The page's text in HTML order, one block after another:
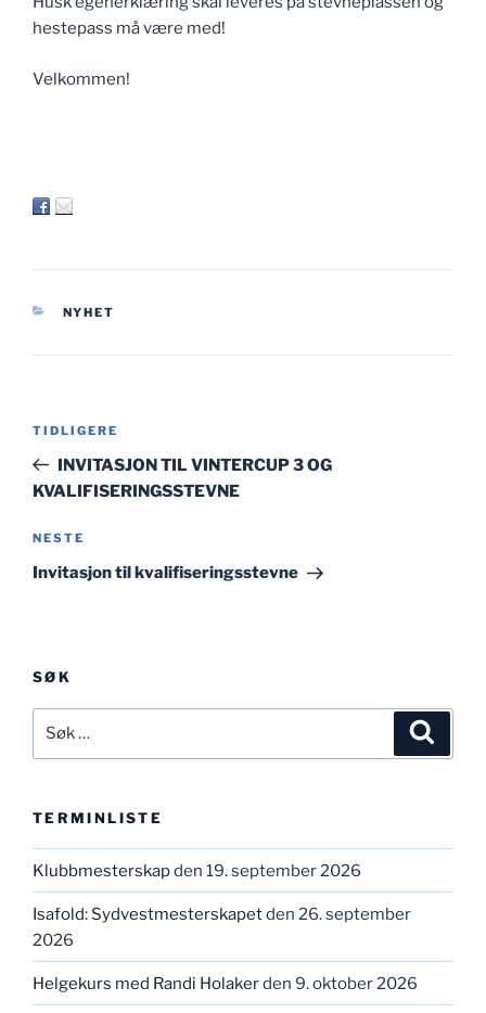
hestepass må være med!
Velkommen!
KATEGORIER
NYHET
Forrige
innlegg
TIDLIGERE
INVITASJON TIL VINTERCUP 3 OG
KVALIFISERINGSSTEVNE
Neste
innlegg
NESTE
Invitasjon til kvalifiseringsstevne
SØK
etter:
TERMINLISTE
Klubbmesterskapden 19. september 2026
Isafold: Sydvestmesterskapetden 26. september
2026
Helgekurs med Randi Holakerden 9. oktober 2026